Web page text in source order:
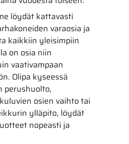
löydät kattavasti
varaosia ja
kaikkiin yleisimpiin
on osia niin
vaativampaan
Olipa kyseessä
perushuolto,
osien vaihto tai
ylläpito, löydät
nopeasti ja